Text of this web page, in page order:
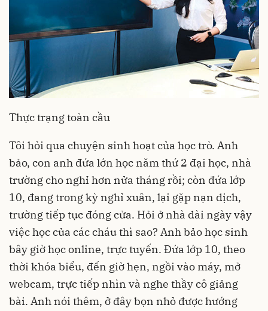
Thực trạng toàn cầu
Tôi hỏi qua chuyện sinh hoạt của học trò. Anh
bảo, con anh đứa lớn học năm thứ 2 đại học, nhà
trường cho nghỉ hơn nửa tháng rồi; còn đứa lớp
10, đang trong kỳ nghỉ xuân, lại gặp nạn dịch,
trường tiếp tục đóng cửa. Hỏi ở nhà dài ngày vậy
việc học của các cháu thì sao? Anh bảo học sinh
bây giờ học online, trực tuyến. Đứa lớp 10, theo
thời khóa biểu, đến giờ hẹn, ngồi vào máy, mở
webcam, trực tiếp nhìn và nghe thầy cô giảng
bài. Anh nói thêm, ở đây bọn nhỏ được hướng